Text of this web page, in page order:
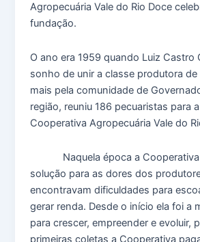
Agropecuária Vale do Rio Doce
fundação.
O ano era 1959 quando Luiz Castro
sonho de unir a classe produtora de
mais pela comunidade de
região, reuniu 186 pecuaristas para
Cooperativa Agropecuária Vale do
Naquela época a Cooperativa
solução para as dores dos
encontravam dificuldades para
gerar renda. Desde o início ela foi a
para crescer, empreender e evoluir,
primeiras coletas a Cooperativa